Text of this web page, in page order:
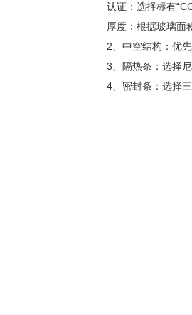
认证：选择标有
厚度：根据玻璃面积
2、中空结构：优先
3、隔热条：选择尼
4、密封条：选择三